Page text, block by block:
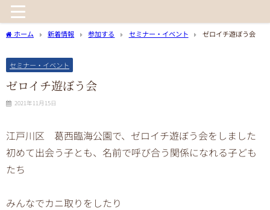
ホーム 新着情報 参加する セミナー・イベント ゼロイチ遊ぼう会
セミナー・イベント
ゼロイチ遊ぼう会
2021年11月15日
江戸川区 葛西臨海公園で、ゼロイチ遊ぼう会をしました
初めて出会う子とも、名前で呼び合う関係になれる子ども
たち
みんなでカニ取りをしたり